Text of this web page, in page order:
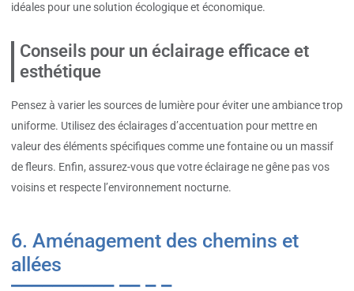
idéales pour une solution écologique et économique.
Conseils pour un éclairage efficace et
esthétique
Pensez à varier les sources de lumière pour éviter une ambiance trop
uniforme. Utilisez des éclairages d’accentuation pour mettre en
valeur des éléments spécifiques comme une fontaine ou un massif
de fleurs. Enfin, assurez-vous que votre éclairage ne gêne pas vos
voisins et respecte l’environnement nocturne.
6. Aménagement des chemins et
allées